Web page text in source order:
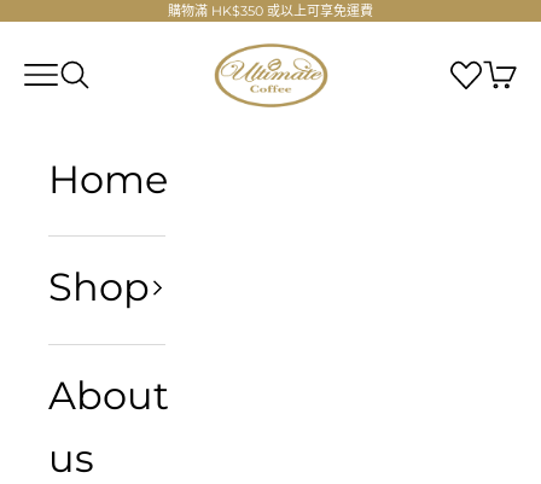
購物滿 HK$350 或以上可享免運費
Ultimate Coffee Company
選單
搜尋
Home
Shop
About
us